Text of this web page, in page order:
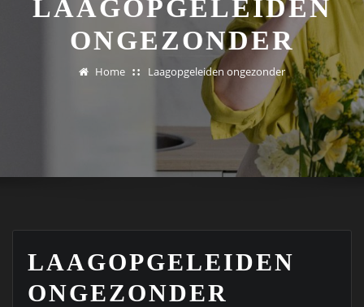
LAAGOPGELEIDEN
ONGEZONDER
Home Laagopgeleiden ongezonder
LAAGOPGELEIDEN
ONGEZONDER